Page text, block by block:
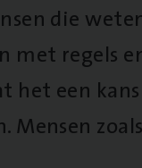
die
met regels
het een
Mensen